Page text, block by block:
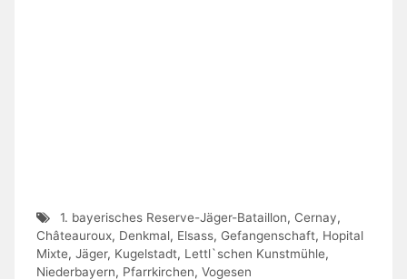
1. bayerisches Reserve-Jäger-Bataillon, Cernay,
Châteauroux, Denkmal, Elsass, Gefangenschaft, Hopital
Mixte, Jäger, Kugelstadt, Lettl`schen Kunstmühle,
Niederbayern, Pfarrkirchen, Vogesen